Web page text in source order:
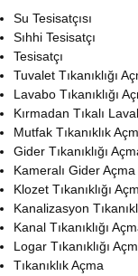
Su Tesisatçısı
Sıhhi Tesisatçı
Tesisatçı
Tuvalet Tıkanıklığı
Lavabo Tıkanıklığı
Kırmadan Tıkalı
Mutfak Tıkanıklık
Gider Tıkanıklığı
Kameralı Gider Açma
Klozet Tıkanıklığı
Kanalizasyon
Kanal Tıkanıklığı
Logar Tıkanıklığı
Tıkanıklık Açma